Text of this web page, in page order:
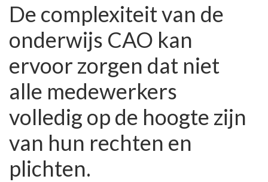
De complexiteit van de
onderwijs CAO kan
ervoor zorgen dat niet
alle medewerkers
volledig op de hoogte zijn
van hun rechten en
plichten.